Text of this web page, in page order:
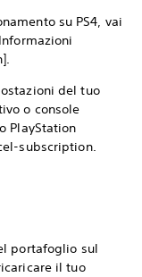
su PS4, vai
del tuo
o console
PlayStation
subscription.
portafoglio sul
il tuo